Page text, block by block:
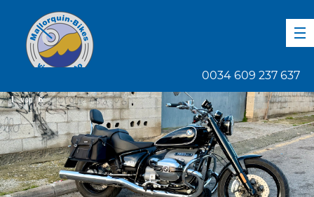
0034 609 237 637
1 von 6